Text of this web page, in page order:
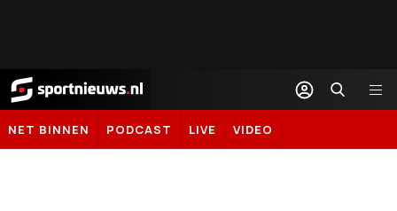
Sportnieuws.nl
NET BINNEN PODCAST LIVE VIDEO